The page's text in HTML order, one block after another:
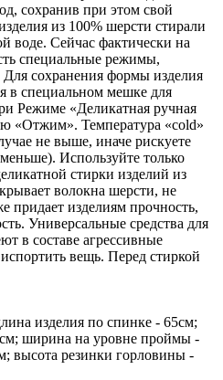
сохранив при этом свой
из 100% шерсти стирали
воде. Сейчас фактически на
специальные режимы,
сохранения формы изделия
в специальном мешке для
Режиме «Деликатная ручная
«Отжим». Температура «cold»
не выше, иначе рискуете
Используйте только
стирки изделий из
волокна шерсти, не
придает изделиям прочность,
Универсальные средства для
в составе агрессивные
вещь. Перед стиркой
изделия по спинке - 65см;
ширина на уровне проймы -
высота резинки горловины -